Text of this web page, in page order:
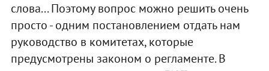
слова... Поэтому вопрос можно решить очень
просто - одним постановлением отдать нам
руководство в комитетах, которые
предусмотрены законом о регламенте. В